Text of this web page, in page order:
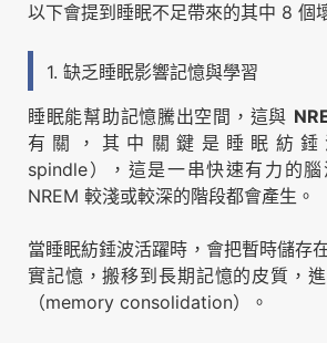
以下會提到睡眠不足帶來的其中 8 個
1. 缺乏睡眠影響記憶與學習
睡眠能幫助記憶騰出空間，這與
有關，其中關鍵是睡眠紡錘
spindle），這是一串快速有力的
NREM 較淺或較深的階段都會產生。
當睡眠紡錘波活躍時，會把暫時儲存
實記憶，搬移到長期記憶的皮質，
（memory consolidation）。